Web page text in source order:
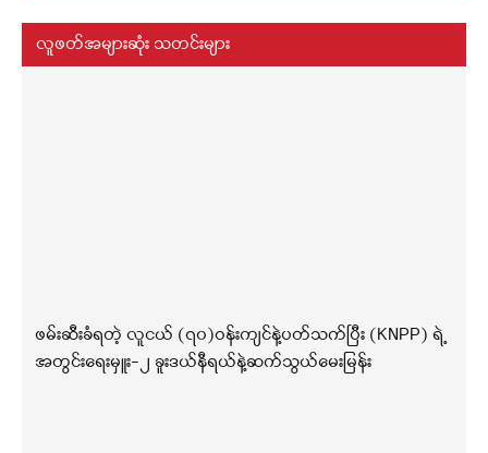
လူဖတ်အများဆုံး သတင်းများ
ဖမ်းဆီးခံရတဲ့ လူငယ် (၇၀)ဝန်းကျင်နဲ့ပတ်သက်ပြီး (KNPP) ရဲ့
အတွင်းရေးမှူး-၂ ခူးဒယ်နီရယ်နဲ့ဆက်သွယ်မေးမြန်း